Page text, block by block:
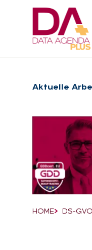
Ak­tu­el­le
Breadcrumb-
HOME DS-